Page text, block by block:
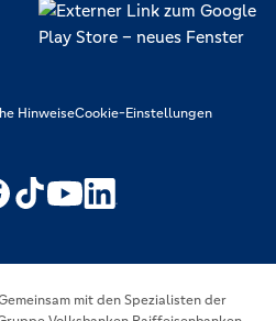
HinweiseCookie-Einstellungen
https://www.youtube.com/
https://
mit den Spezialisten der